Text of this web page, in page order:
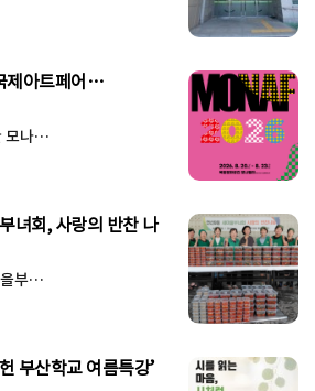
제아트페어…
모나…
녀회, 사랑의 반찬 나
을부…
부산학교 여름특강’